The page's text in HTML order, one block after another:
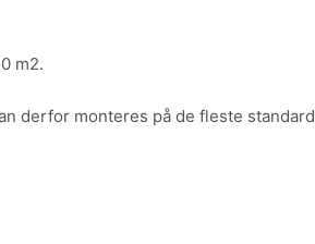
m2.
derfor monteres på de fleste standard